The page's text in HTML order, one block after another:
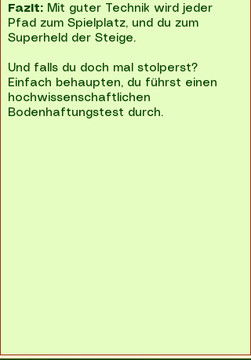
Fazit: Mit guter Technik wird jeder
Pfad zum Spielplatz, und du zum
Superheld der Steige.
Und falls du doch mal stolperst?
Einfach behaupten, du führst einen
hochwissenschaftlichen
Bodenhaftungstest durch.